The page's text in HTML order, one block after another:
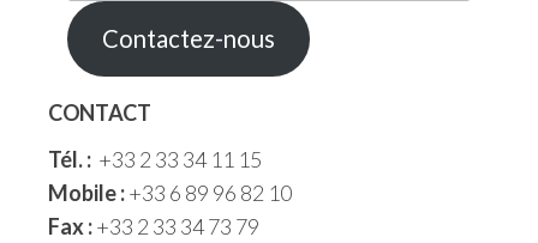
Contactez-nous
CONTACT
Tél. : +33 2 33 34 11 15
Mobile :+33 6 89 96 82 10
Fax :+33 2 33 34 73 79